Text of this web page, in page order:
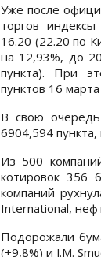
Уже после
торгов
16.20 (22.20 по
на 12,93%, до
пункта). При
пунктов 16
В свою
6904,594
Из 500
котировок 356
компаний
International,
Подорожали
(+9,8%) и J.M.